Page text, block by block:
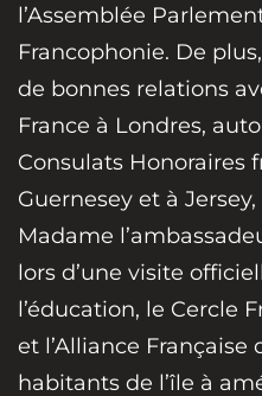
l’Assemblée
Francophonie. De
de bonnes relations
France à Londres,
Consulats Honoraires
Guernesey et à
Madame
lors d’une visite
l’éducation, le Cercle
et l’Alliance Française
habitants de l’île à